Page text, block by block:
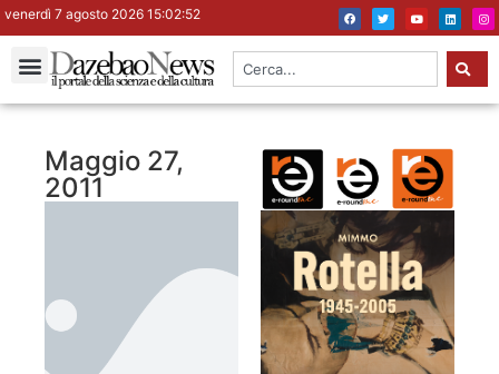
venerdì 7 agosto 2026 15:02:53
Maggio 27,
2011